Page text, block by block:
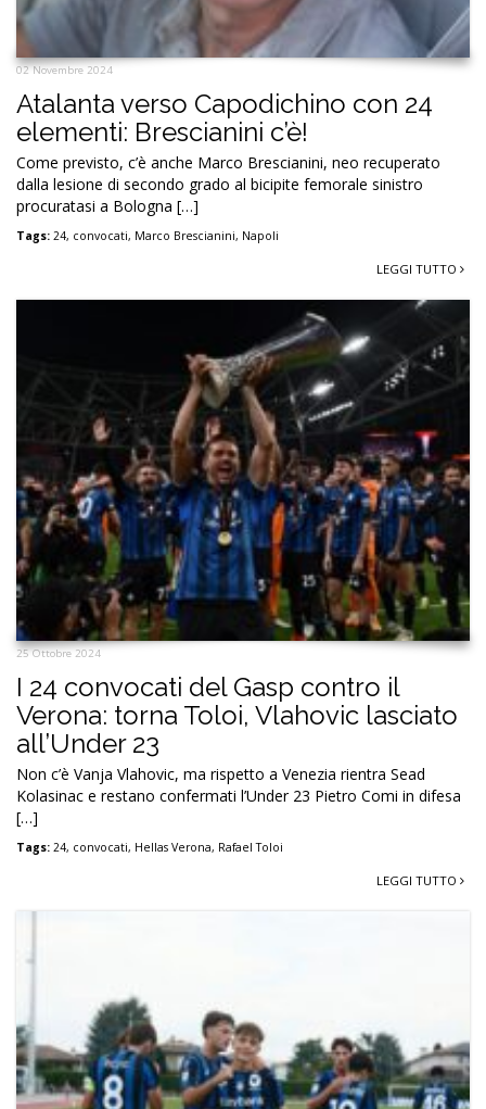
02 Novembre 2024
Atalanta verso Capodichino con 24
elementi: Brescianini c’è!
Come previsto, c’è anche Marco Brescianini, neo recuperato
dalla lesione di secondo grado al bicipite femorale sinistro
procuratasi a Bologna […]
Tags: 24, convocati, Marco Brescianini, Napoli
LEGGI TUTTO
25 Ottobre 2024
I 24 convocati del Gasp contro il
Verona: torna Toloi, Vlahovic lasciato
all’Under 23
Non c’è Vanja Vlahovic, ma rispetto a Venezia rientra Sead
Kolasinac e restano confermati l’Under 23 Pietro Comi in difesa
[…]
Tags: 24, convocati, Hellas Verona, Rafael Toloi
LEGGI TUTTO